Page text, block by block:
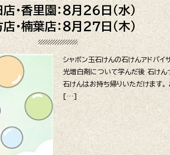
・香里園：８月２６日（水）
・楠葉店：８月２７日（木）
シャボン玉石けんの石けんアドバ
光増白剤について学んだ後 石けん
石けんはお持ち帰りいただけます
[…]